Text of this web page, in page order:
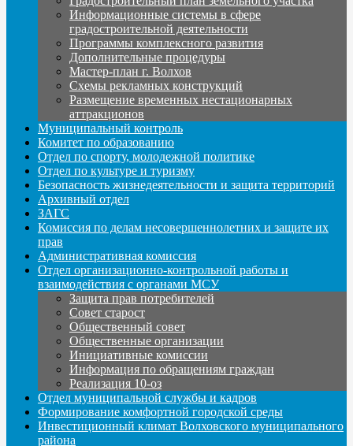
Информационные системы в сфере
градостроительной деятельности
Программы комплексного развития
Дополнительные процедуры
Мастер-план г. Волхов
Схемы рекламных конструкций
Размещение временных нестационарных
аттракционов
Муниципальный контроль
Комитет по образованию
Отдел по спорту, молодежной политике
Отдел по культуре и туризму
Безопасность жизнедеятельности и защита территорий
Архивный отдел
ЗАГС
Комиссия по делам несовершеннолетних и защите их
прав
Административная комиссия
Отдел организационно-контрольной работы и
взаимодействия с органами МСУ
Защита прав потребителей
Совет старост
Общественный совет
Общественные организации
Инициативные комиссии
Информация по обращениям граждан
Реализация 10-оз
Отдел муниципальной службы и кадров
Формирование комфортной городской среды
Инвестиционный климат Волховского муниципального
района